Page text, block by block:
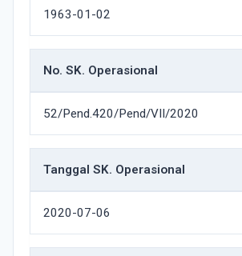
1963-01-02
No. SK. Operasional
52/Pend.420/Pend/VII/2020
Tanggal SK. Operasional
2020-07-06